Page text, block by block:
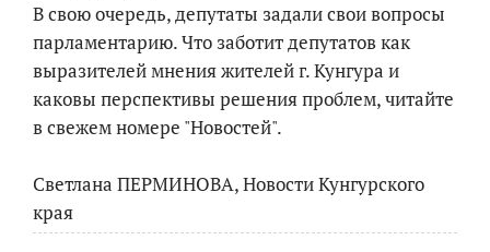
В свою очередь, депутаты задали свои вопросы
парламентарию. Что заботит депутатов как
выразителей мнения жителей г. Кунгура и
каковы перспективы решения проблем, читайте
в свежем номере "Новостей".
Светлана ПЕРМИНОВА, Новости Кунгурского
края